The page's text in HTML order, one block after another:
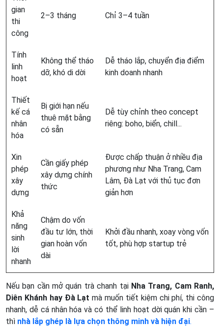
gian
thi
công
2–3 tháng Chỉ 3–4 tuần
Tính
linh
hoạt
Không thể tháo
dỡ, khó di dời
Dễ tháo lắp, chuyển địa điểm
kinh doanh nhanh
Thiết
kế cá
nhân
hóa
Bị giới hạn nếu
thuê mặt bằng
có sẵn
Dễ tùy chỉnh theo concept
riêng: boho, biển, chill...
Xin
phép
xây
dựng
Cần giấy phép
xây dựng chính
thức
Được chấp thuận ở nhiều địa
phương như Nha Trang, Cam
Lâm, Đà Lạt với thủ tục đơn
giản hơn
Khả
năng
sinh
lời
nhanh
Chậm do vốn
đầu tư lớn, thời
gian hoàn vốn
dài
Khởi đầu nhanh, xoay vòng vốn
tốt, phù hợp startup trẻ
Nếu bạn cần mở quán trà chanh tại Nha Trang, Cam Ranh,
Diên Khánh hay Đà Lạt mà muốn tiết kiệm chi phí, thi công
nhanh, dễ cá nhân hóa và có thể linh hoạt dời quán khi cần –
thì nhà lắp ghép là lựa chọn thông minh và hiện đại.